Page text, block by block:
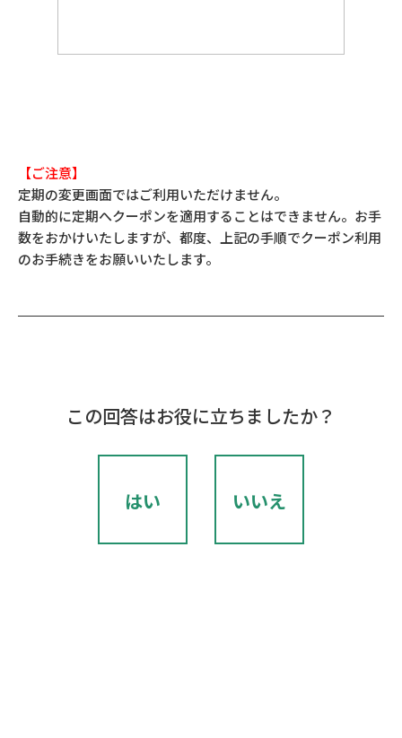
【ご注意】
定期の変更画面ではご利用いただけません。
自動的に定期へクーポンを適用することはできません。お手
数をおかけいたしますが、都度、上記の手順でクーポン利用
のお手続きをお願いいたします。
この回答はお役に立ちましたか？
はい いいえ